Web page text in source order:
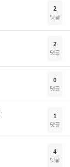
2
댓글
2
댓글
0
댓글
1
댓글
4
댓글